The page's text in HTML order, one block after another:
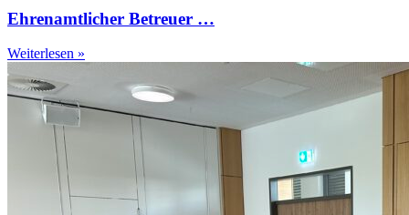
Ehrenamtlicher Betreuer …
Weiterlesen »